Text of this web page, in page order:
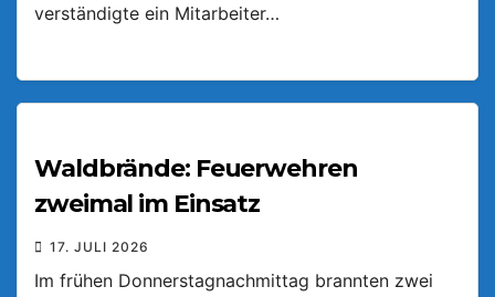
verständigte ein Mitarbeiter…
Waldbrände: Feuerwehren
zweimal im Einsatz
17. JULI 2026
Im frühen Donnerstagnachmittag brannten zwei